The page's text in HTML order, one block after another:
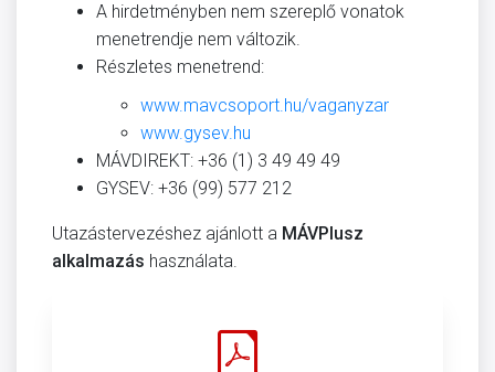
A hirdetményben nem szereplő vonatok
menetrendje nem változik.
Részletes menetrend:
www.mavcsoport.hu/vaganyzar
www.gysev.hu
MÁVDIREKT: +36 (1) 3 49 49 49
GYSEV: +36 (99) 577 212
Utazástervezéshez ajánlott a MÁVPlusz
alkalmazás használata.